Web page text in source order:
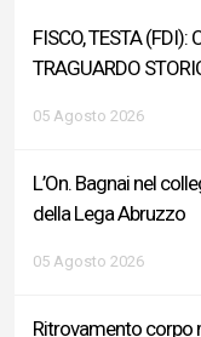
FISCO, TESTA (FDI):
TRAGUARDO
05 Agosto 2026
L’On. Bagnai nel
della Lega Abruzzo
05 Agosto 2026
Ritrovamento corpo